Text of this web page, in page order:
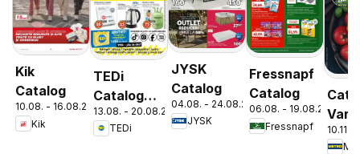
Kik
Catalog
10.08. - 16.08.2026
Kik
TEDi
Catalog
Chitila
13.08. - 20.08.2026
TEDi
JYSK
Catalog
04.08. - 24.08.2026
JYSK
Fressnapf
Catalog
06.08. - 19.08.2026
Fressnapf
de
10.11.